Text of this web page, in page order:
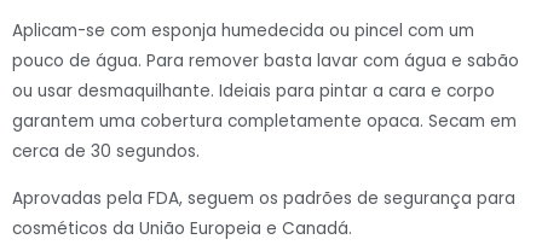
Aplicam-se com esponja humedecida ou pincel com um
pouco de água. Para remover basta lavar com água e sabão
ou usar desmaquilhante. Ideiais para pintar a cara e corpo
garantem uma cobertura completamente opaca. Secam em
cerca de 30 segundos.
Aprovadas pela FDA, seguem os padrões de segurança para
cosméticos da União Europeia e Canadá.